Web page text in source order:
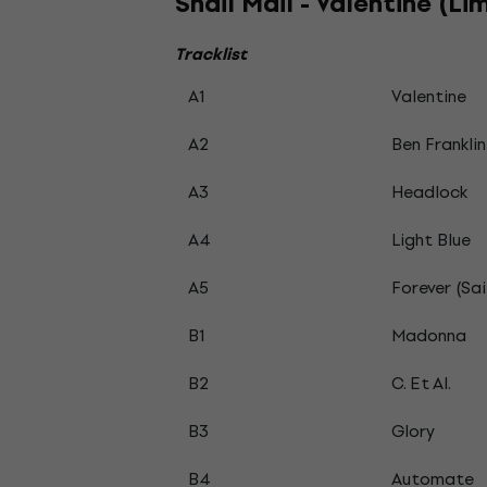
Tracklist
A1
Valentine
A2
Ben Franklin
A3
Headlock
A4
Light Blue
A5
Forever
B1
Madonna
B2
C. Et Al.
B3
Glory
B4
Automate